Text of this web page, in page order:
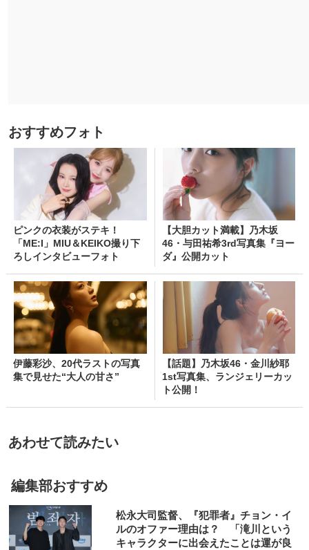
おすすめフォト
ピンクの衣装がステキ！
「ME:I」MIU＆KEIKO撮り下
ろしインタビューフォト
【大胆カット満載】乃木坂
46・与田祐希3rd写真集『ヨー
ダ』公開カット
伊藤彩沙、20代ラストの写真
集で見せた“大人の甘さ”
【話題】乃木坂46・金川紗耶
1st写真集、ランジェリーカッ
ト公開！
あわせて読みたい
編集部おすすめ
松永大司監督、『犯罪者』チョン・イ
ルのオファー理由は？ 「滝川という
キャラクターに出会えたことは運が良